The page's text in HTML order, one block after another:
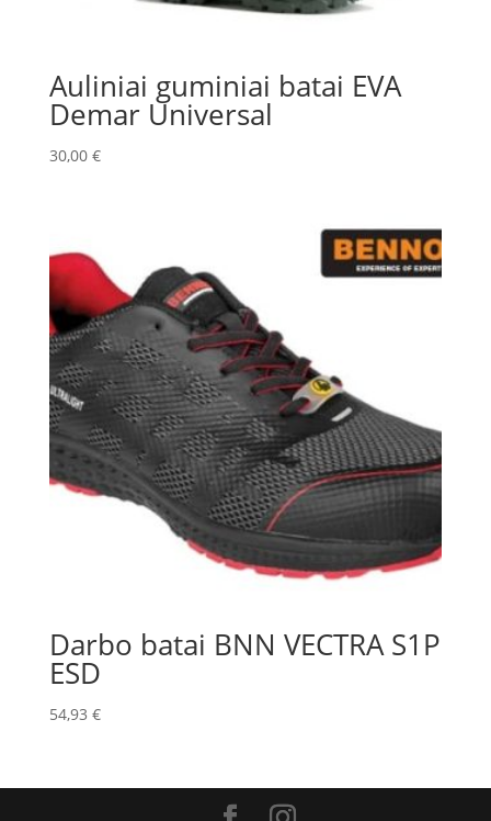
Auliniai guminiai batai EVA
Demar Universal
30,00 €
Darbo batai BNN VECTRA S1P
ESD
54,93 €